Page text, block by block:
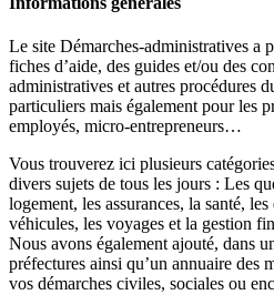
Le site Démarches-administratives a
fiches d’aide, des guides et/ou des
administratives et autres procédures
particuliers mais également pour les
employés, micro-entrepreneurs…
Vous trouverez ici plusieurs
divers sujets de tous les jours : Les
logement, les assurances, la santé,
véhicules, les voyages et la gestion
Nous avons également ajouté, dans
préfectures ainsi qu’un annuaire des
vos démarches civiles, sociales ou